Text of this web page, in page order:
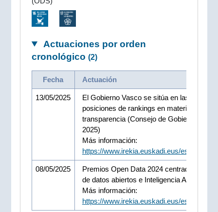
Actuaciones por orden
cronológico (2)
Fecha Actuación
13/05/2025
El Gobierno Vasco se sitúa en las
posiciones de rankings en materia de
transparencia (Consejo de Gobierno 13-
2025)
Más información:
https://www.irekia.euskadi.eus/es/news/
08/05/2025
Premios Open Data 2024 centrado en el
de datos abiertos e Inteligencia Artificial.
Más información:
https://www.irekia.euskadi.eus/es/news/